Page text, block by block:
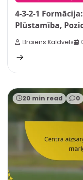
4-3-2-1
Plūstamība,
Braiens Kaldvels
20 min read 0